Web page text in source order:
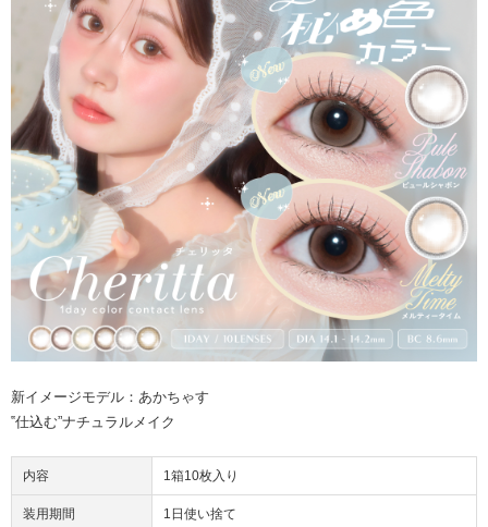
新イメージモデル：あかちゃす
‟仕込む”ナチュラルメイク
内容 1箱10枚入り
装用期間 1日使い捨て